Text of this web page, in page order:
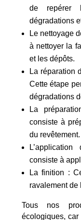
de repérer
dégradations
Le nettoyage
à nettoyer la
et les dépôts.
La réparation
Cette étape
dégradations
La
consiste à
du revêtement.
consiste à
La finition :
ravalement de
Tous nos
écologiques,